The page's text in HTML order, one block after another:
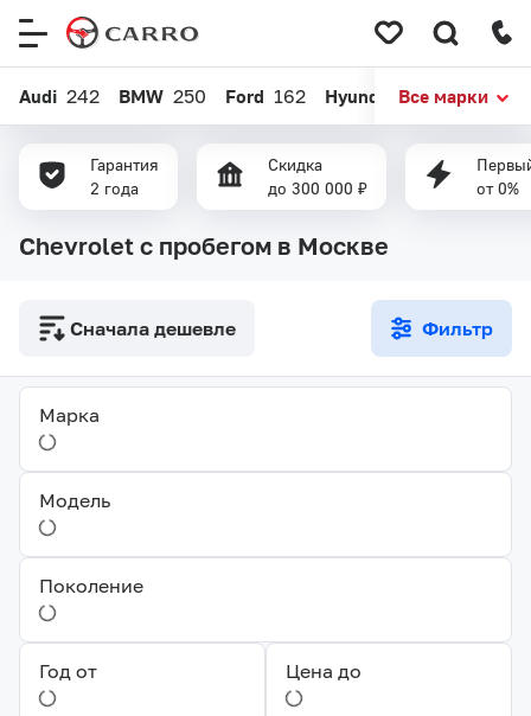
Audi 242 BMW 250 Ford 162 Hyundai 437 Kia 520
Все марки
Гарантия
2 года
Скидка
до 300 000 ₽
от 0%
Chevrolet с пробегом в Москве
Фильтр
Сначала дешевле
Марка
Модель
Поколение
Год от Цена до